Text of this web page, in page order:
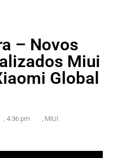
– Novos
Miui
Global
, 4:36 pm , MIUI